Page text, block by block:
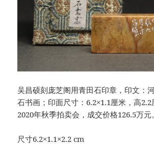
吴昌硕刻庞芝阁用青田石印章，印文：
石书画；印面尺寸：6.2×1.1厘米，高
2020年秋季拍卖会，成交价格126.5万元。
尺寸6.2×1.1×2.2 cm